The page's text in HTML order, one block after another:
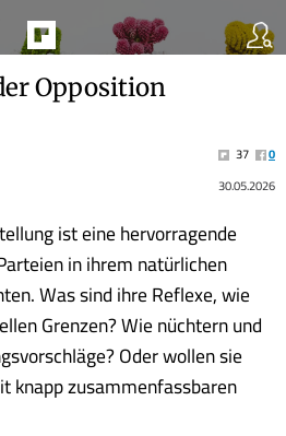
Opposition
37
0
30.05.2026
ist eine hervorragende
in ihrem natürlichen
Was sind ihre Reflexe, wie
Grenzen? Wie nüchtern und
Oder wollen sie
knapp zusammenfassbaren